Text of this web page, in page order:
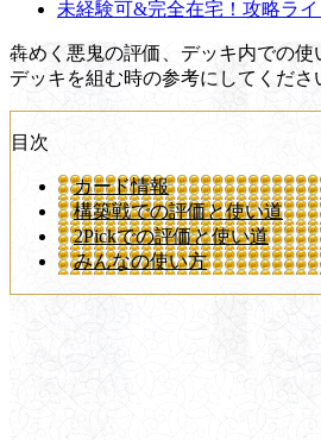
未経験可&完全在宅！攻略ライ
犇めく悪鬼の評価、デッキ内での使
デッキを組む時の参考にしてくださ
目次
カード情報
構築戦での評価と使い道
2Pickでの評価と使い道
みんなの使い方